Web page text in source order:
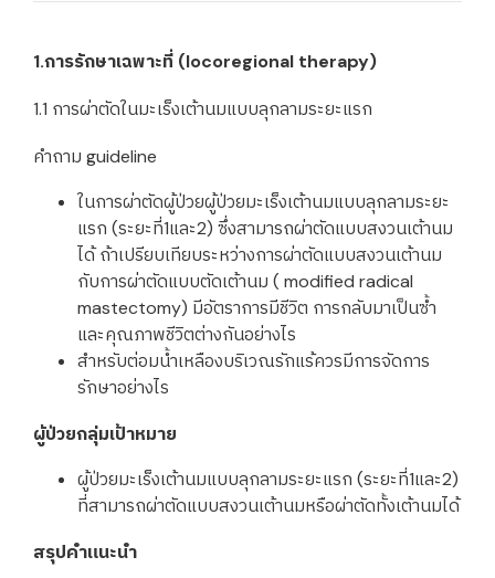
1.การรักษาเฉพาะที่ (locoregional therapy)
1.1 การผ่าตัดในมะเร็งเต้านมแบบลุกลามระยะแรก
คำถาม guideline
ในการผ่าตัดผู้ป่วยผู้ป่วยมะเร็งเต้านมแบบลุกลามระยะ
แรก (ระยะที่1และ2) ซึ่งสามารถผ่าตัดแบบสงวนเต้านม
ได้ ถ้าเปรียบเทียบระหว่างการผ่าตัดแบบสงวนเต้านม
กับการผ่าตัดแบบตัดเต้านม ( modified radical
mastectomy) มีอัตราการมีชีวิต การกลับมาเป็นซ้ำ
และคุณภาพชีวิตต่างกันอย่างไร
สำหรับต่อมน้ำเหลืองบริเวณรักแร้ควรมีการจัดการ
รักษาอย่างไร
ผู้ป่วยกลุ่มเป้าหมาย
ผู้ป่วยมะเร็งเต้านมแบบลุกลามระยะแรก (ระยะที่1และ2)
ที่สามารถผ่าตัดแบบสงวนเต้านมหรือผ่าตัดทั้งเต้านมได้
สรุปคำแนะนำ